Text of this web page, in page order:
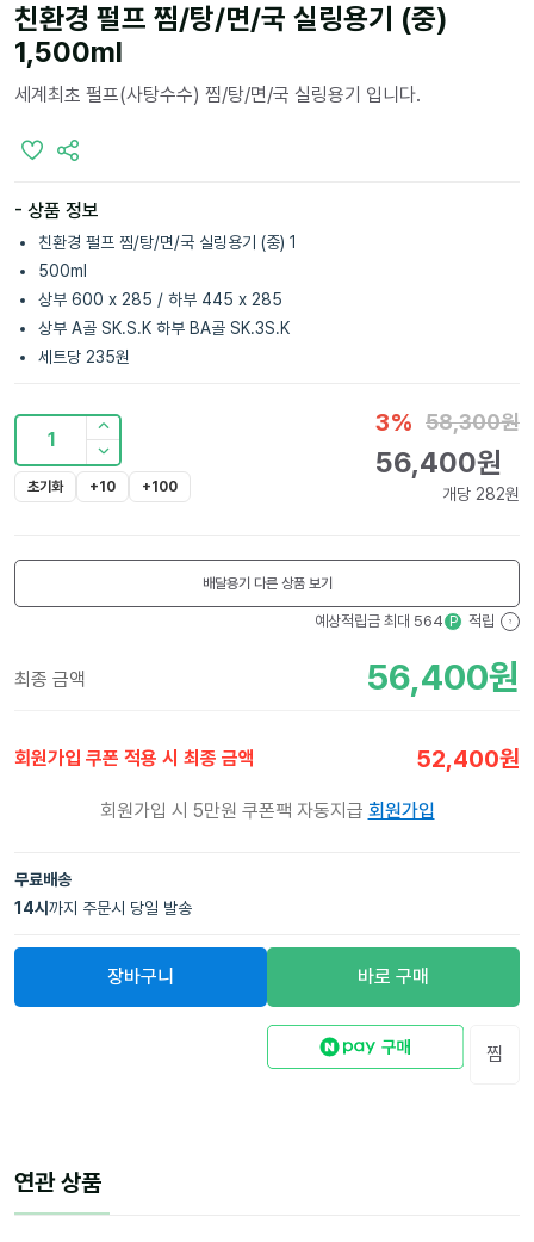
친환경 펄프 찜/탕/면/국 실링용기 (중)
1,500ml
세계최초 펄프(사탕수수) 찜/탕/면/국 실링용기 입니다.
- 상품 정보
친환경 펄프 찜/탕/면/국 실링용기 (중) 1
500ml
상부 600 x 285 / 하부 445 x 285
상부 A골 SK.S.K 하부 BA골 SK.3S.K
세트당 235원
1
초기화 +10 +100
3% 58,300원
56,400원
개당 282원
배달용기 다른 상품 보기
예상적립금 최대 564 P 적립 ?
최종 금액 56,400원
회원가입 쿠폰 적용 시 최종 금액 52,400원
회원가입 시 5만원 쿠폰팩 자동지급 회원가입
무료배송
14시 까지 주문시 당일 발송
장바구니 바로 구매
찜
연관 상품